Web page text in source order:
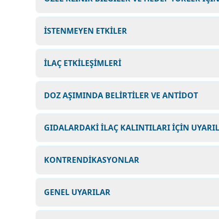
İSTENMEYEN ETKİLER
İLAÇ ETKİLEŞİMLERİ
DOZ AŞIMINDA BELİRTİLER VE ANTİDOT
GIDALARDAKİ İLAÇ KALINTILARI İÇİN
KONTRENDİKASYONLAR
GENEL UYARILAR